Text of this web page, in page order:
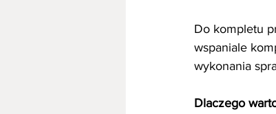
Do kompletu
wspaniale
wykonania
Dlaczego